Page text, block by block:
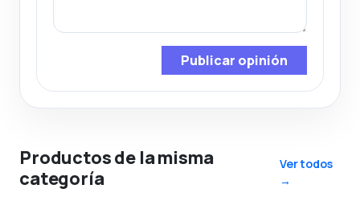
Publicar opinión
Productos de la misma
categoría
Ver todos
→